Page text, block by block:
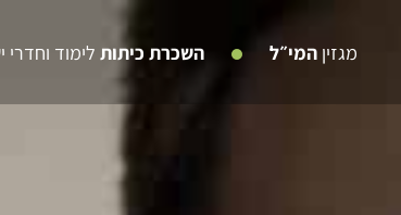
מגזין המי״ל השכרת כיתות לימוד וחדרי